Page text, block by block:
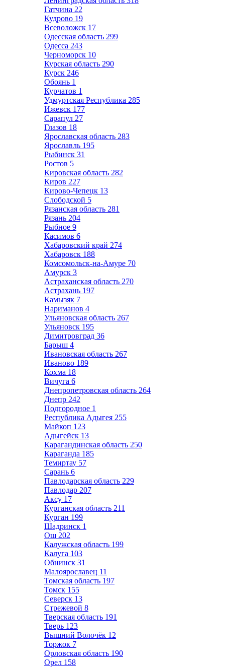
Гатчина 22
Кудрово 19
Всеволожск 17
Одесская область 299
Одесса 243
Черноморск 10
Курская область 290
Курск 246
Обоянь 1
Курчатов 1
Удмуртская Республика 285
Ижевск 177
Сарапул 27
Глазов 18
Ярославская область 283
Ярославль 195
Рыбинск 31
Ростов 5
Кировская область 282
Киров 227
Кирово-Чепецк 13
Слободской 5
Рязанская область 281
Рязань 204
Рыбное 9
Касимов 6
Хабаровский край 274
Хабаровск 188
Комсомольск-на-Амуре 70
Амурск 3
Астраханская область 270
Астрахань 197
Камызяк 7
Нариманов 4
Ульяновская область 267
Ульяновск 195
Димитровград 36
Барыш 4
Ивановская область 267
Иваново 189
Кохма 18
Вичуга 6
Днепропетровская область 264
Днепр 242
Подгородное 1
Республика Адыгея 255
Майкоп 123
Адыгейск 13
Карагандинская область 250
Караганда 185
Темиртау 57
Сарань 6
Павлодарская область 229
Павлодар 207
Аксу 17
Курганская область 211
Курган 199
Шадринск 1
Ош 202
Калужская область 199
Калуга 103
Обнинск 31
Малоярославец 11
Томская область 197
Томск 155
Северск 13
Стрежевой 8
Тверская область 191
Тверь 123
Вышний Волочёк 12
Торжок 7
Орловская область 190
Орел 158